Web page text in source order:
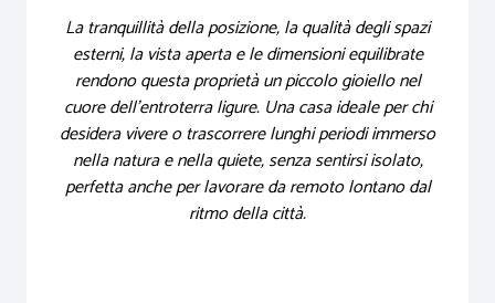
La tranquillità della posizione, la qualità degli spazi
esterni, la vista aperta e le dimensioni equilibrate
rendono questa proprietà un piccolo gioiello nel
cuore dell’entroterra ligure. Una casa ideale per chi
desidera vivere o trascorrere lunghi periodi immerso
nella natura e nella quiete, senza sentirsi isolato,
perfetta anche per lavorare da remoto lontano dal
ritmo della città.